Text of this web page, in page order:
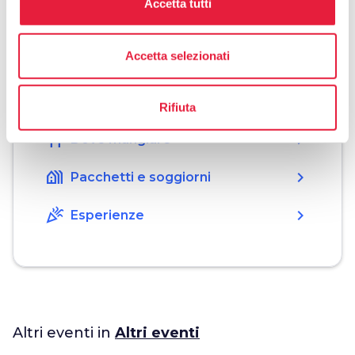
Accetta tutti
Accetta selezionati
Rifiuta
Dove dormire
restaurant Dove mangiare chevron_right
holiday_village Pacchetti e soggiorni chevron_right
celebration Esperienze chevron_right
Altri eventi in Altri eventi